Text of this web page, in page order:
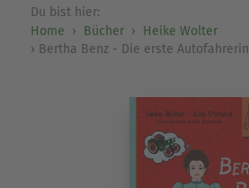
Du bist hier:
Home
Bücher
Heike Wolter
Bertha Benz - Die erste Autofahrerin